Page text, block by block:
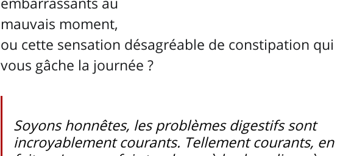
mauvais moment,
ou cette sensation désagréable de constipation qui
vous gâche la journée ?
Soyons honnêtes, les problèmes digestifs sont
incroyablement courants. Tellement courants, en